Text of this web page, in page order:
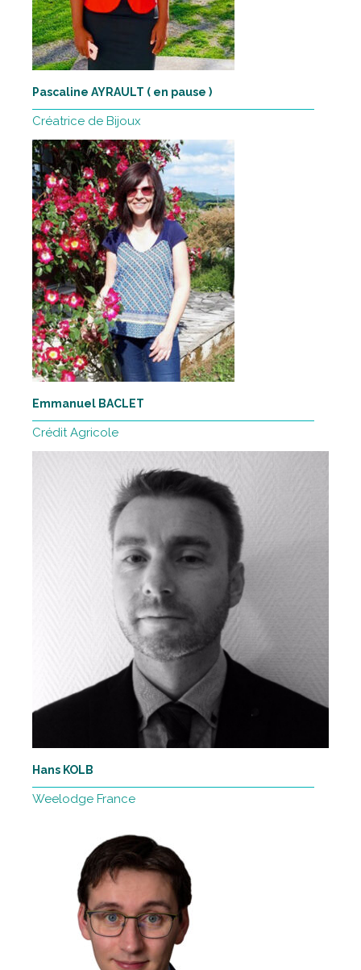
Pascaline AYRAULT ( en pause )
Créatrice de Bijoux
Emmanuel BACLET
Crédit Agricole
Hans KOLB
Weelodge France